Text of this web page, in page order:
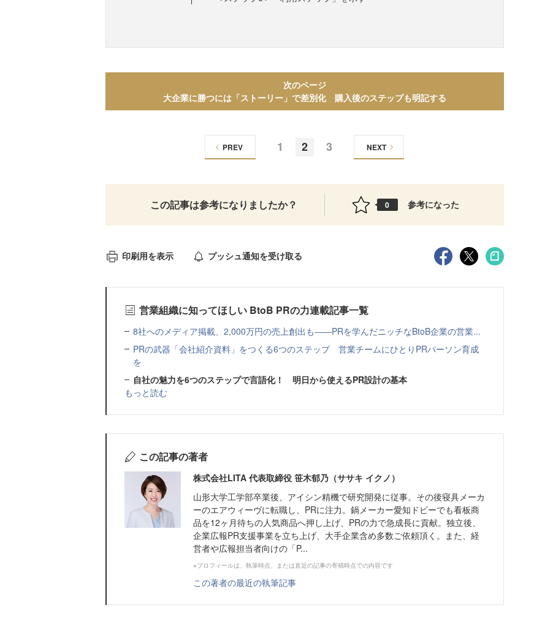
次のページ
大企業に勝つには「ストーリー」で差別化 購入後のステップも明記する
1 2 3
PREV NEXT
この記事は参考になりましたか？ 0 参考になった
印刷用を表示 プッシュ通知を受け取る
営業組織に知ってほしい BtoB PRの力連載記事一覧
8社へのメディア掲載、2,000万円の売上創出も――PRを学んだニッチなBtoB企業の営業...
PRの武器「会社紹介資料」をつくる6つのステップ 営業チームにひとりPRパーソン育成
を
自社の魅力を6つのステップで言語化！ 明日から使えるPR設計の基本
もっと読む
この記事の著者
株式会社LITA 代表取締役 笹木郁乃（ササキ イクノ）
山形大学工学部卒業後、アイシン精機で研究開発に従事。その後寝具メーカ
ーのエアウィーヴに転職し、PRに注力。鍋メーカー愛知ドビーでも看板商
品を12ヶ月待ちの人気商品へ押し上げ、PRの力で急成長に貢献。独立後、
企業広報PR支援事業を立ち上げ、大手企業含め多数ご依頼頂く。また、経
営者や広報担当者向けの「P...
※プロフィールは、執筆時点、または直近の記事の寄稿時点での内容です
この著者の最近の執筆記事